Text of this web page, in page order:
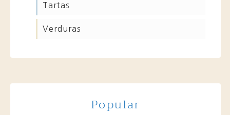
tartas
verduras
Popular